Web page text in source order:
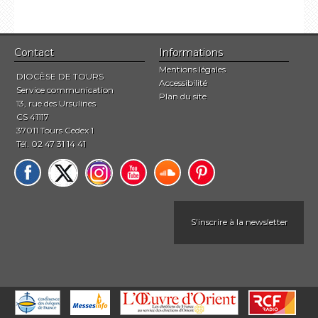
Contact
DIOCÈSE DE TOURS
Service communication
13, rue des Ursulines
CS 41117
37011 Tours Cedex 1
Tél. 02 47 31 14 41
Informations
Mentions légales
Accessibilité
Plan du site
S'inscrire à la newsletter